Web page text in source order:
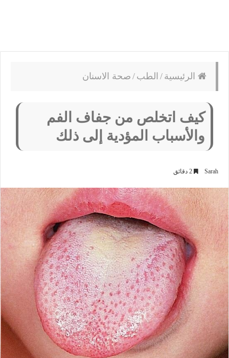
الرئيسية / الطب / صحة الاسنان
كيف اتخلص من جفاف الفم
والأسباب المؤدية إلى ذلك
Sarah